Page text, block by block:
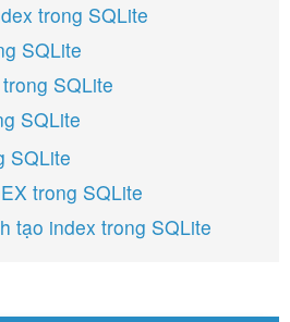
trong SQLite
SQLite
SQLite
SQLite
SQLite
trong SQLite
tạo index trong SQLite